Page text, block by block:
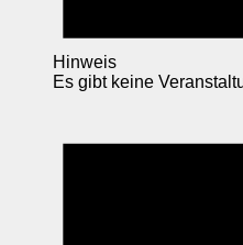
Hinweis
Es gibt keine